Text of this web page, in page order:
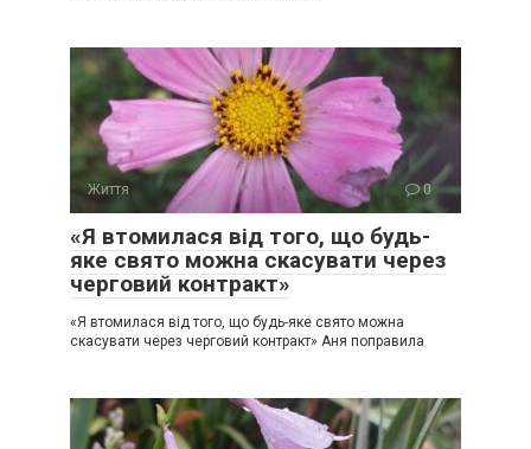
Життя 0
«Я втомилася від того, що будь-
яке свято можна скасувати через
черговий контракт»
«Я втомилася від того, що будь-яке свято можна
скасувати через черговий контракт» Аня поправила